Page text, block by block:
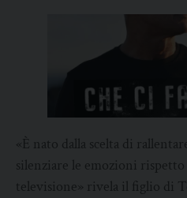
«È nato dalla scelta di
silenziare le emozioni rispetto
televisione» rivela il figlio di